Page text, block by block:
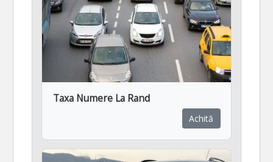
Taxa Numere La Rand
Achită